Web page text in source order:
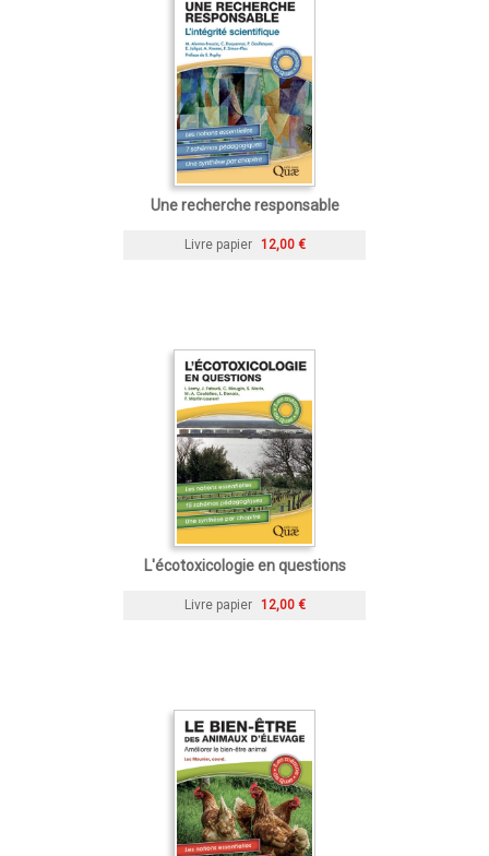
Une recherche responsable
Livre papier 12,00 €
L'écotoxicologie en questions
Livre papier 12,00 €